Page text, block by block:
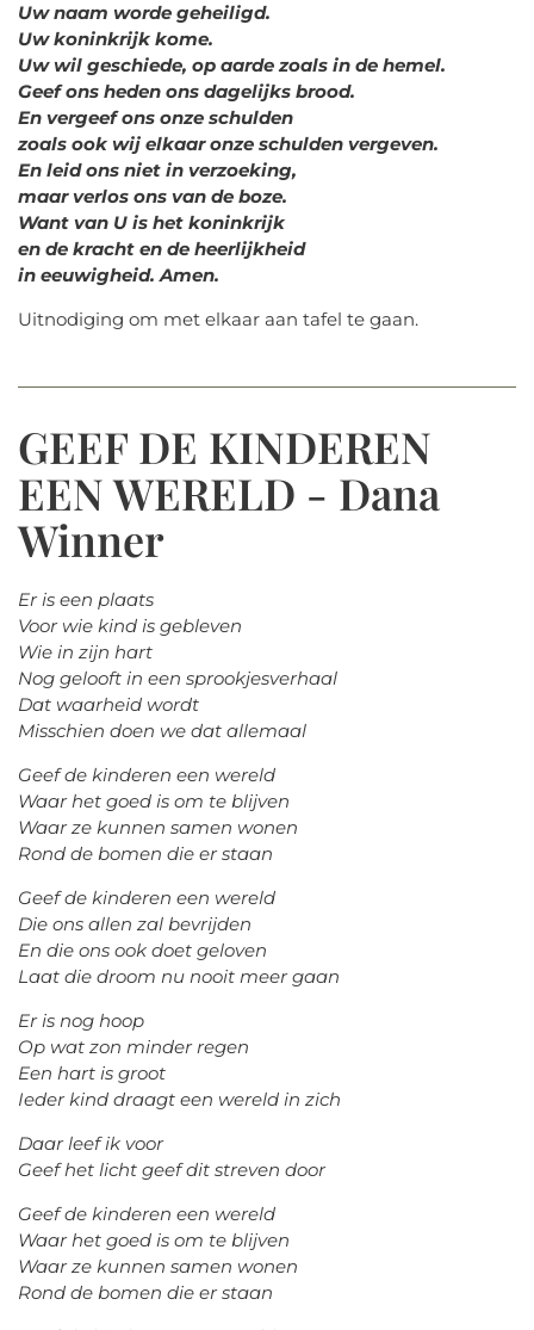
Uw naam worde geheiligd.
Uw koninkrijk kome.
Uw wil geschiede, op aarde zoals in de hemel.
Geef ons heden ons dagelijks brood.
En vergeef ons onze schulden
zoals ook wij elkaar onze schulden vergeven.
En leid ons niet in verzoeking,
maar verlos ons van de boze.
Want van U is het koninkrijk
en de kracht en de heerlijkheid
in eeuwigheid. Amen.
Uitnodiging om met elkaar aan tafel te gaan.
GEEF DE KINDEREN
EEN WERELD - Dana
Winner
Er is een plaats
Voor wie kind is gebleven
Wie in zijn hart
Nog gelooft in een sprookjesverhaal
Dat waarheid wordt
Misschien doen we dat allemaal
Geef de kinderen een wereld
Waar het goed is om te blijven
Waar ze kunnen samen wonen
Rond de bomen die er staan
Geef de kinderen een wereld
Die ons allen zal bevrijden
En die ons ook doet geloven
Laat die droom nu nooit meer gaan
Er is nog hoop
Op wat zon minder regen
Een hart is groot
Ieder kind draagt een wereld in zich
Daar leef ik voor
Geef het licht geef dit streven door
Geef de kinderen een wereld
Waar het goed is om te blijven
Waar ze kunnen samen wonen
Rond de bomen die er staan